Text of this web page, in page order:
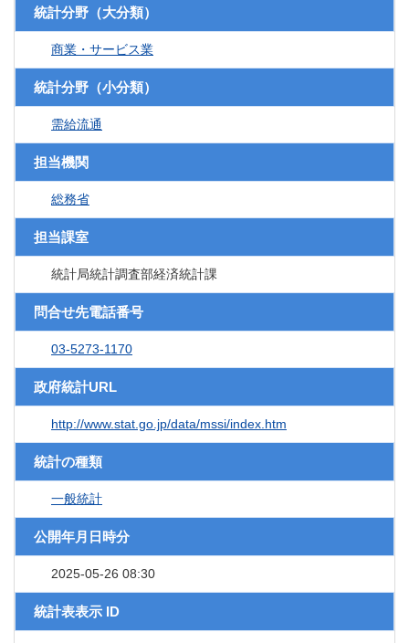
統計分野（大分類）
商業・サービス業
統計分野（小分類）
需給流通
担当機関
総務省
担当課室
統計局統計調査部経済統計課
問合せ先電話番号
03-5273-1170
政府統計URL
http://www.stat.go.jp/data/mssi/index.htm
統計の種類
一般統計
公開年月日時分
2025-05-26 08:30
統計表表示 ID